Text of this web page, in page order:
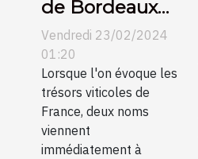
de Bordeaux
contre
Bourgogne :
une
comparaison
pour les
collectionneurs
Vendredi 23/02/2024
01:20
Lorsque l'on évoque les
trésors viticoles de
France, deux noms
viennent
immédiatement à